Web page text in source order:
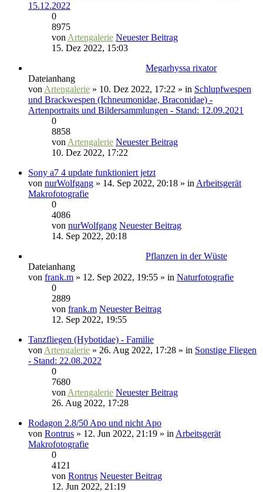
15.12.2022
0
8975
von Artengalerie Neuester Beitrag
15. Dez 2022, 15:03
Megarhyssa rixator
Dateianhang
von Artengalerie » 10. Dez 2022, 17:22 » in Schlupfwespen
und Brackwespen (Ichneumonidae, Braconidae) -
Artenportraits und Bildersammlungen - Stand: 12.09.2021
0
8858
von Artengalerie Neuester Beitrag
10. Dez 2022, 17:22
Sony a7 4 update funktioniert jetzt
von nurWolfgang » 14. Sep 2022, 20:18 » in Arbeitsgerät
Makrofotografie
0
4086
von nurWolfgang Neuester Beitrag
14. Sep 2022, 20:18
Pflanzen in der Wüste
Dateianhang
von frank.m » 12. Sep 2022, 19:55 » in Naturfotografie
0
2889
von frank.m Neuester Beitrag
12. Sep 2022, 19:55
Tanzfliegen (Hybotidae) - Familie
von Artengalerie » 26. Aug 2022, 17:28 » in Sonstige Fliegen
- Stand: 22.08.2022
0
7680
von Artengalerie Neuester Beitrag
26. Aug 2022, 17:28
Rodagon 2.8/50 Apo und nicht Apo
von Rontrus » 12. Jun 2022, 21:19 » in Arbeitsgerät
Makrofotografie
0
4121
von Rontrus Neuester Beitrag
12. Jun 2022, 21:19